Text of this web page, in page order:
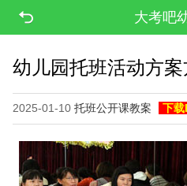
大考吧
幼儿园托班活动方
2025-01-10 托班公开课教案 下载